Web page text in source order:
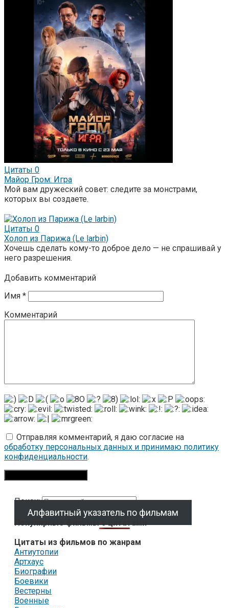
Цитаты 0
Майор Гром: Игра
Мой вам дружеский совет: следите за монстрами,
которых вы создаете.
Цитаты 0
Холоп из Парижа (Le larbin)
Хочешь сделать кому-то доброе дело — не спрашивай у
него разрешения.
Добавить комментарий
Имя *
Комментарий
Отправляя комментарий, я даю согласие на
обработку персональных данных и принимаю политику
конфиденциальности.
Поиск:
Алфавитный указатель по фильмам
Популярные фильмы с цитатами
Цитаты из фильмов по жанрам
Антиутопии
Артхаус
Биографии
Боевики
Вестерны
Военные